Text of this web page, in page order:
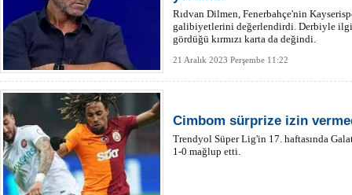
Rıdvan Dilmen, Fenerbahçe'nin
galibiyetlerini değerlendirdi. Derbiyle
gördüğü kırmızı karta da değindi.
21 Aralık 2023 Perşembe 11:22
Cimbom sürprize izin
Trendyol Süper Lig'in 17. haftasında
1-0 mağlup etti.